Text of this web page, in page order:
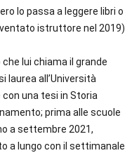
lo passa a leggere libri o
istruttore nel 2019)
lui chiama il grande
laurea all’Università
una tesi in Storia
prima alle scuole
a settembre 2021,
a lungo con il settimanale